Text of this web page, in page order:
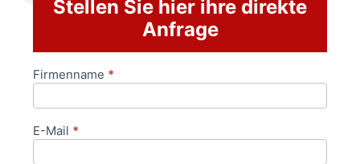
Stellen Sie hier ihre direkte
Anfrage
Anfrageformular
Firmenname *
E-Mail *